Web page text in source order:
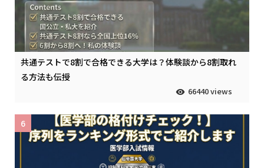
共通テストで8割で合格できる大学は？体験談から8割取れ
る方法も伝授
66440 views
6